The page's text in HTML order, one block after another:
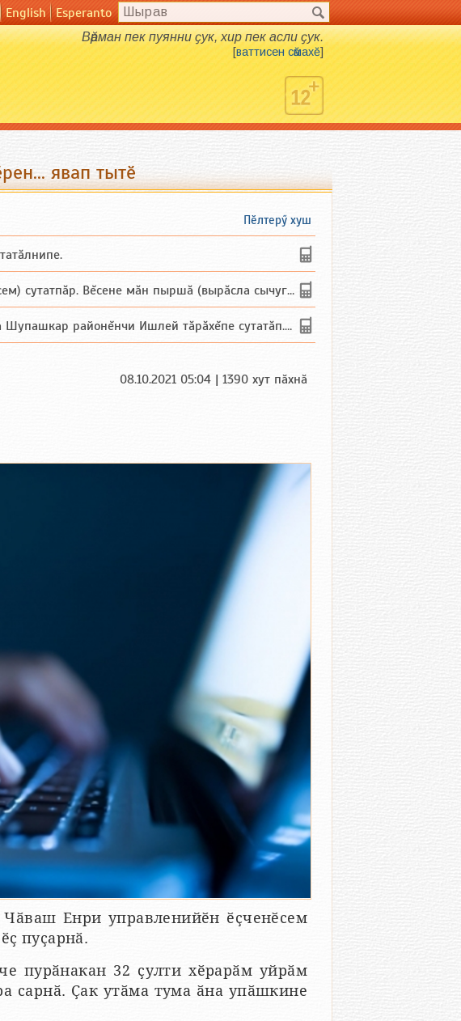
English Esperanto
Вӑрман пек пуянни ҫук, хир пек асли ҫук.
[ваттисен сӑмахӗ]
явап тытӗ
Пӗлтерӳ хуш
сутатпăр. Вĕсене мăн пыршă (вырăсла сычуг) ...
районĕнчи Ишлей тăрăхĕпе сутатăп. Ха...
08.10.2021 05:04 | 1390 хут пӑхнӑ
Чӑваш Енри управленийӗн ӗҫченӗсем
пуҫарнӑ.
пурӑнакан 32 ҫулти хӗрарӑм уйрӑм
сарнӑ. Ҫак утӑма тума ӑна упӑшкине